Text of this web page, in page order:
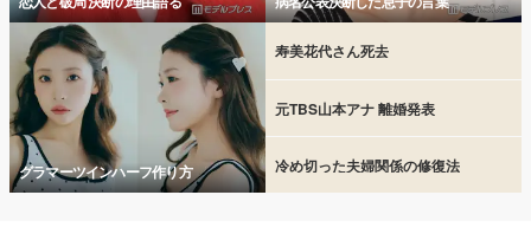
グラマーツインハーフ作り方
寿美花代さん死去
元TBS山本アナ 離婚発表
冷め切った夫婦関係の修復法